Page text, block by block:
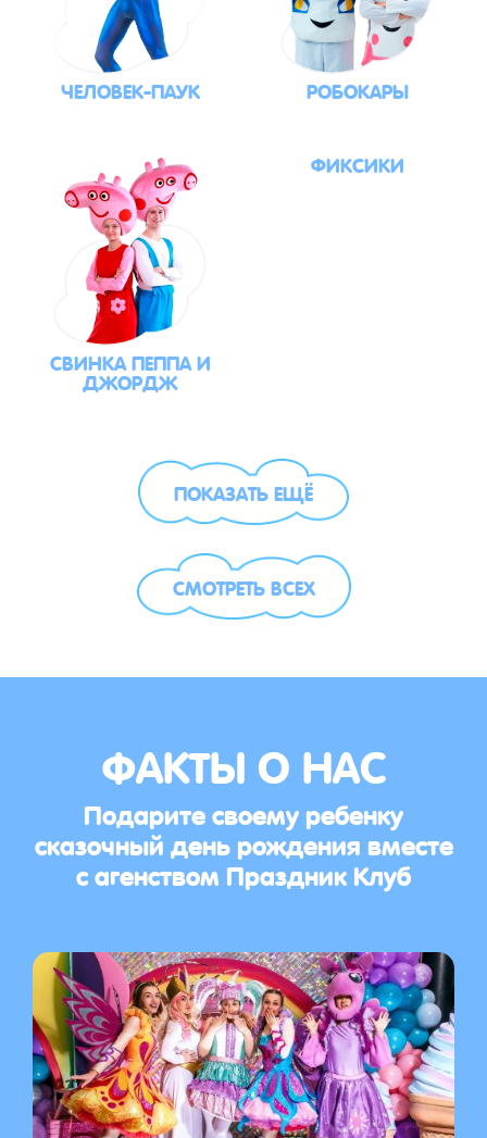
ЧЕЛОВЕК-ПАУК РОБОКАРЫ
СВИНКА ПЕППА И
ДЖОРДЖ
ФИКСИКИ
ПОКАЗАТЬ ЕЩЁ
СМОТРЕТЬ ВСЕХ
ФАКТЫ О НАС
Подарите своему ребенку
сказочный день рождения вместе
с агенством Праздник Клуб